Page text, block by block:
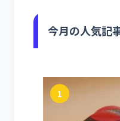
今月の人気記
1